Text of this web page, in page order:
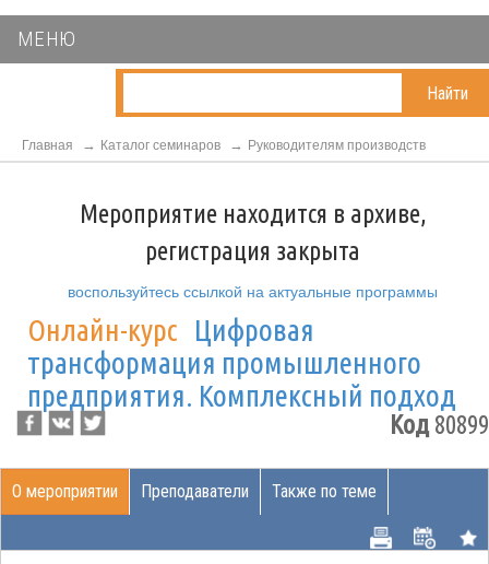
МЕНЮ
Найти
Главная Каталог семинаров Руководителям производств
Мероприятие находится в архиве,
регистрация закрыта
воспользуйтесь ссылкой на актуальные программы
Онлайн-курс Цифровая
трансформация промышленного
предприятия. Комплексный подход
Код80899
О мероприятии Преподаватели Также по теме